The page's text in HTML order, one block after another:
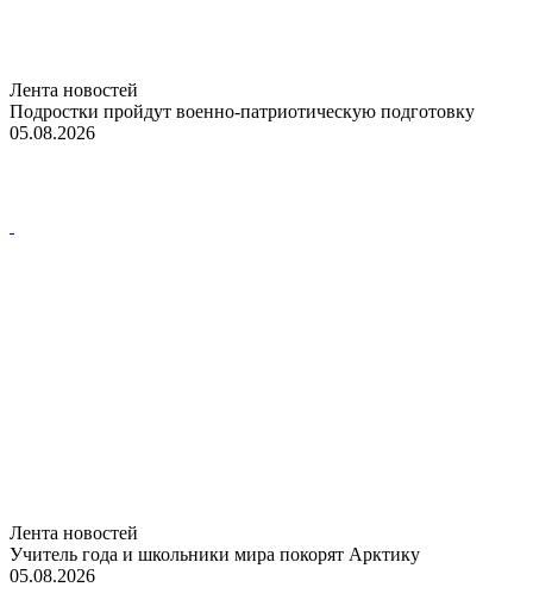
Лента новостей
Подростки пройдут военно-патриотическую подготовку
05.08.2026
Лента новостей
Учитель года и школьники мира покорят Арктику
05.08.2026